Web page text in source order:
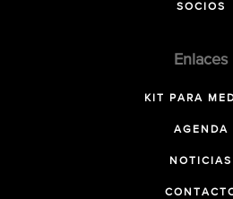
SOCIOS
Enlaces
KIT PARA
AGENDA
NOTICIAS